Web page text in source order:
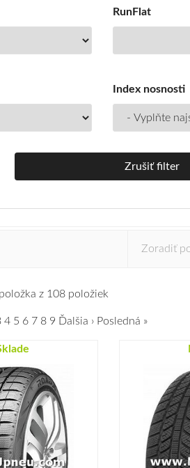
RunFlat
Index nosnosti
Zrušiť filter
z 108 položiek
4 5 6 7 8 9 Ďalšia › Posledná »